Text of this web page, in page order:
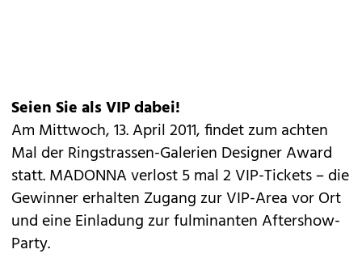
Seien Sie als VIP dabei!
Am Mittwoch, 13. April 2011, findet zum achten
Mal derRingstrassen-Galerien Designer Award
statt. MADONNA verlost 5 mal 2 VIP-Tickets – die
Gewinner erhalten Zugang zur VIP-Area vor Ort
und eine Einladung zur fulminanten Aftershow-
Party.